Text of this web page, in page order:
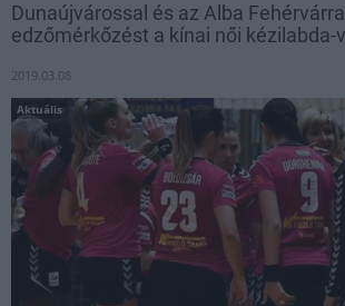
Dunaújvárossal és az Alba
edzőmérkőzést a kínai női kézilabda-
2019.03.08
Aktuális